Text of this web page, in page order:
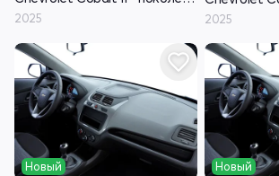
2025 2025
Новый Новый